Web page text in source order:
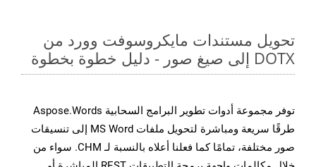
تحويل مستندات مايكروسوفت وورد من
DOTX إلى صيغ صور - دليل خطوة بخطوة
توفر مجموعة أدوات تطوير البرامج السحابية Aspose.Words
طرقًا سريعة ومباشرة لتحويل ملفات MS Word إلى تنسيقات
صور مختلفة، تمامًا كما فعلنا أعلاه بالنسبة لـ CHM. سواء من